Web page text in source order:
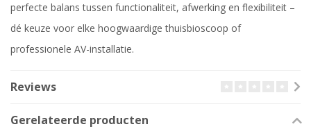
perfecte balans tussen functionaliteit, afwerking en flexibiliteit –
dé keuze voor elke hoogwaardige thuisbioscoop of
professionele AV-installatie.
Reviews
Gerelateerde producten